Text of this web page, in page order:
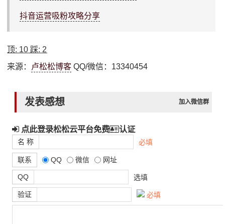
抖音运营吸粉攻略分享
顶: 10 踩: 2
来源： 卢松松博客 QQ/微信：13340454
发表感想 加入微信群
点此登录松松云平台免费 认证
名 称 必填
联系 QQ 微信 网址
QQ 选填
验证 必填